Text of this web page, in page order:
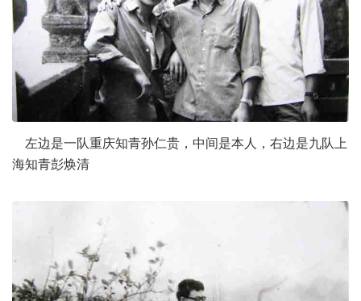
左边是一队重庆知青孙仁贵，中间是本人，右边是九队上
海知青彭焕清